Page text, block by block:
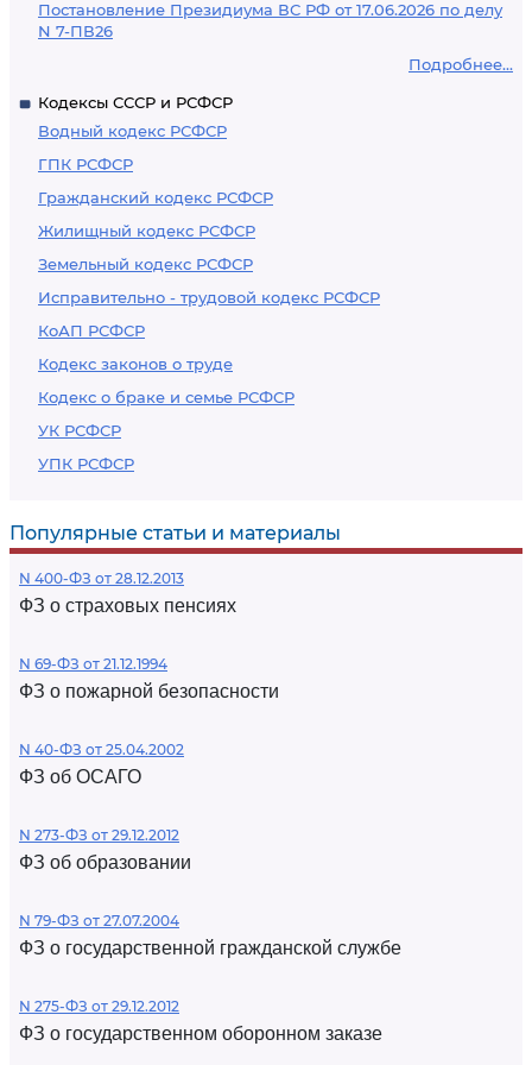
Постановление Президиума ВС РФ от 17.06.2026 по делу
N 7-ПВ26
Подробнее...
Кодексы СССР и РСФСР
Водный кодекс РСФСР
ГПК РСФСР
Гражданский кодекс РСФСР
Жилищный кодекс РСФСР
Земельный кодекс РСФСР
Исправительно - трудовой кодекс РСФСР
КоАП РСФСР
Кодекс законов о труде
Кодекс о браке и семье РСФСР
УК РСФСР
УПК РСФСР
Популярные статьи и материалы
N 400-ФЗ от 28.12.2013
ФЗ о страховых пенсиях
N 69-ФЗ от 21.12.1994
ФЗ о пожарной безопасности
N 40-ФЗ от 25.04.2002
ФЗ об ОСАГО
N 273-ФЗ от 29.12.2012
ФЗ об образовании
N 79-ФЗ от 27.07.2004
ФЗ о государственной гражданской службе
N 275-ФЗ от 29.12.2012
ФЗ о государственном оборонном заказе